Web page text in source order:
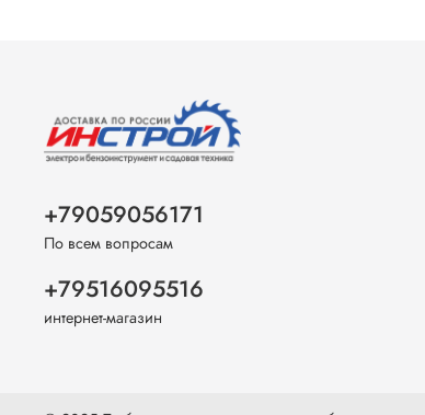
+79059056171
По всем вопросам
+79516095516
интернет-магазин